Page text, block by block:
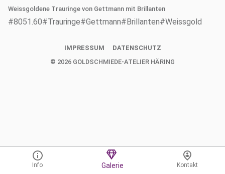
Weissgoldene Trauringe von Gettmann mit Brillanten
#8051.60#Trauringe#Gettmann#Brillanten#Weissgold
IMPRESSUM
DATENSCHUTZ
© 2026 GOLDSCHMIEDE-ATELIER HÄRING
Info Galerie Kontakt